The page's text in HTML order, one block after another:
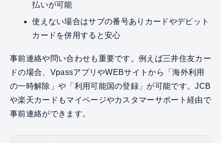
払いが可能
使えない場合はサブの番号ありカードやデビット
カードを併用すると安心
事前連絡や問い合わせも重要です。例えば三井住友カー
ドの場合、VpassアプリやWEBサイトから「海外利用
の一時解除」や「利用可能国の登録」が可能です。JCB
や楽天カードもマイページやカスタマーサポート経由で
事前連絡ができます。